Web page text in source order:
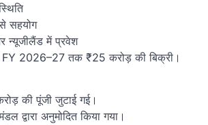
सहयोग
न्यूजीलैंड में प्रवेश
2026–27 तक ₹25 करोड़ की बिक्री।
की पूंजी जुटाई गई।
द्वारा अनुमोदित किया गया।